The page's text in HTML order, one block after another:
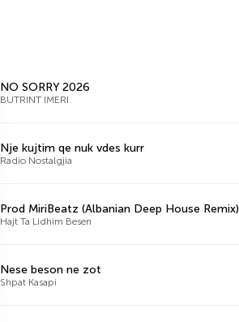
NO SORRY 2026
BUTRINT IMERI
Nje kujtim qe nuk vdes kurr
Radio Nostalgjia
Prod MiriBeatz (Albanian Deep House Remix)
Hajt Ta Lidhim Besen
Nese beson ne zot
Shpat Kasapi